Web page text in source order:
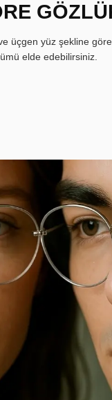
üçgen yüz şekline
elde edebilirsiniz.